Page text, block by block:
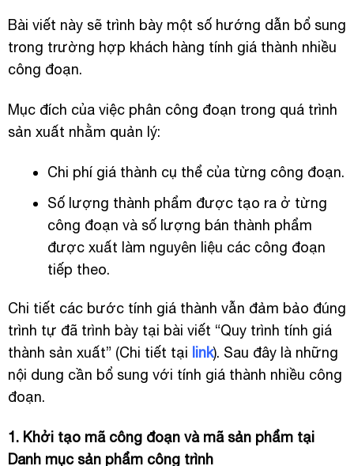
Bài viết này sẽ trình bày một số hướng dẫn bổ sung
trong trường hợp khách hàng tính giá thành nhiều
công đoạn.
Mục đích của việc phân công đoạn trong quá trình
sản xuất nhằm quản lý:
Chi phí giá thành cụ thể của từng công đoạn.
Số lượng thành phẩm được tạo ra ở từng
công đoạn và số lượng bán thành phẩm
được xuất làm nguyên liệu các công đoạn
tiếp theo.
Chi tiết các bước tính giá thành vẫn đảm bảo đúng
trình tự đã trình bày tại bài viết “Quy trình tính giá
thành sản xuất” (Chi tiết tại link). Sau đây là những
nội dung cần bổ sung với tính giá thành nhiều công
đoạn.
1. Khởi tạo mã công đoạn và mã sản phẩm tại
Danh mục sản phẩm công trình